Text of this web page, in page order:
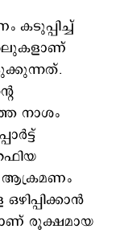
കടുപ്പിച്ച്
നാശം
ആക്രമണം
രൂക്ഷമായ